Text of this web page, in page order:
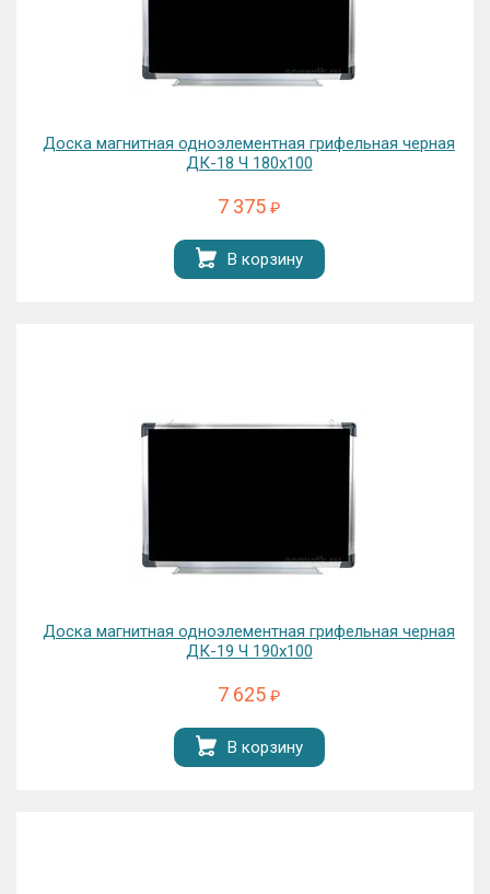
Доска магнитная одноэлементная грифельная черная
ДК-18 Ч 180х100
7 375 ₽
В корзину
Доска магнитная одноэлементная грифельная черная
ДК-19 Ч 190х100
7 625 ₽
В корзину